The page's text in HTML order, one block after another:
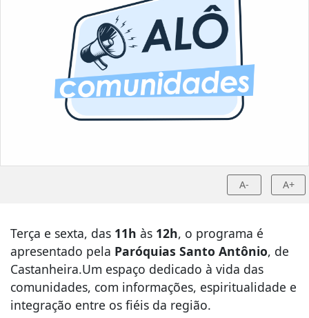
A- A+
Terça e sexta, das 11h às 12h, o programa é
apresentado pela Paróquias Santo Antônio, de
Castanheira.Um espaço dedicado à vida das
comunidades, com informações, espiritualidade e
integração entre os fiéis da região.